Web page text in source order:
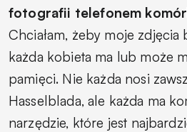
fotografii telefonem
Chciałam, żeby moje zdjęcia
każda kobieta ma lub może
pamięci. Nie każda nosi
Hasselblada, ale każda ma
narzędzie, które jest